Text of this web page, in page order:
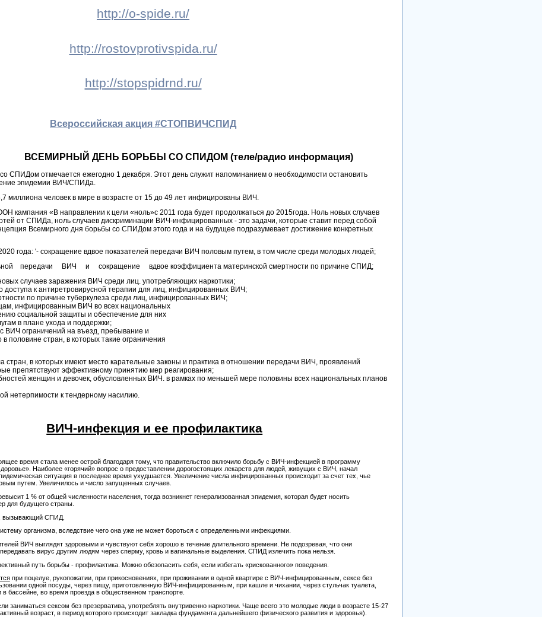
http://o-spide.ru/
http://rostovprotivspida.ru/
http://stopspidrnd.ru/
Всероссийская акция #СТОПВИЧСПИД
ВСЕМИРНЫЙ ДЕНЬ БОРЬБЫ СО СПИДОМ (теле/радио информация)
СПИДом отмечается ежегодно 1 декабря. Этот день служит напоминанием о необходимости остановить
эпидемии ВИЧ/СПИДа.
человек в мире в возрасте от 15 до 49 лет инфицированы ВИЧ.
кампания «В направлении к цели «ноль»с 2011 года будет продолжаться до 2015года. Ноль новых случаев
от СПИДа, ноль случаев дискриминации ВИЧ-инфицированных - это задачи, которые ставит перед собой
Всемирного дня борьбы со СПИДом этого года и на будущее подразумевает достижение конкретных
года: '- сокращение вдвое показателей передачи ВИЧ половым путем, в том числе среди молодых людей;
передачи ВИЧ и сокращение вдвое коэффициента материнской смертности по причине СПИД;
случаев заражения ВИЧ среди лиц. употребляющих наркотики;
доступа к антиретровирусной терапии для лиц, инфицированных ВИЧ;
по причине туберкулеза среди лиц, инфицированных ВИЧ;
инфицированным ВИЧ во всех национальных
социальной защиты и обеспечение для них
в плане ухода и поддержки;
ВИЧ ограничений на въезд, пребывание и
половине стран, в которых такие ограничения
стран, в которых имеют место карательные законы и практика в отношении передачи ВИЧ, проявлений
препятствуют эффективному принятию мер реагирования;
женщин и девочек, обусловленных ВИЧ. в рамках по меньшей мере половины всех национальных планов
нетерпимости к тендерному насилию.
ВИЧ-инфекция и ее профилактика
время стала менее острой благодаря тому, что правительство включило борьбу с ВИЧ-инфекцией в программу
Наиболее «горячий» вопрос о предоставлении дорогостоящих лекарств для людей, живущих с ВИЧ, начал
ситуация в последнее время ухудшается. Увеличение числа инфицированных происходит за счет тех, чье
путем. Увеличилось и число запущенных случаев.
1 % от общей численности населения, тогда возникнет генерализованная эпидемия, которая будет носить
для будущего страны.
вызывающий СПИД.
организма, вследствие чего она уже не может бороться с определенными инфекциями.
ВИЧ выглядят здоровыми и чувствуют себя хорошо в течение длительного времени. Не подозревая, что они
вирус другим людям через сперму, кровь и вагинальные выделения. СПИД излечить пока нельзя.
путь борьбы - профилактика. Можно обезопасить себя, если избегать «рискованного» поведения.
при поцелуе, рукопожатии, при прикосновениях, при проживании в одной квартире с ВИЧ-инфицированным, сексе без
одной посуды, через пищу, приготовленную ВИЧ-инфицированным, при кашле и чихании, через стульчак туалета,
в бассейне, во время проезда в общественном транспорте.
заниматься сексом без презерватива, употреблять внутривенно наркотики. Чаще всего это молодые люди в возрасте 15-27
возраст, в период которого происходит закладка фундамента дальнейшего физического развития и здоровья).